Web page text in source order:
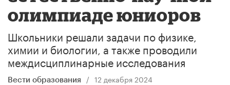
олимпиаде юниоров
Школьники решали задачи по физике,
химии и биологии, а также проводили
междисциплинарные исследования
Вести образования / 12 декабря 2024